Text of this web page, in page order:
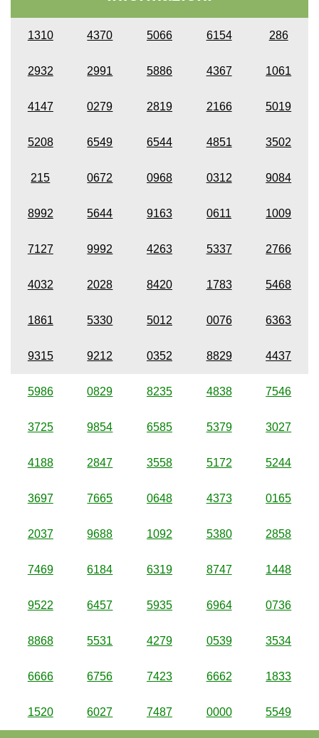
1310 4370 5066 6154 286
2932 2991 5886 4367 1061
4147 0279 2819 2166 5019
5208 6549 6544 4851 3502
215 0672 0968 0312 9084
8992 5644 9163 0611 1009
7127 9992 4263 5337 2766
4032 2028 8420 1783 5468
1861 5330 5012 0076 6363
9315 9212 0352 8829 4437
5986 0829 8235 4838 7546
3725 9854 6585 5379 3027
4188 2847 3558 5172 5244
3697 7665 0648 4373 0165
2037 9688 1092 5380 2858
7469 6184 6319 8747 1448
9522 6457 5935 6964 0736
8868 5531 4279 0539 3534
6666 6756 7423 6662 1833
1520 6027 7487 0000 5549